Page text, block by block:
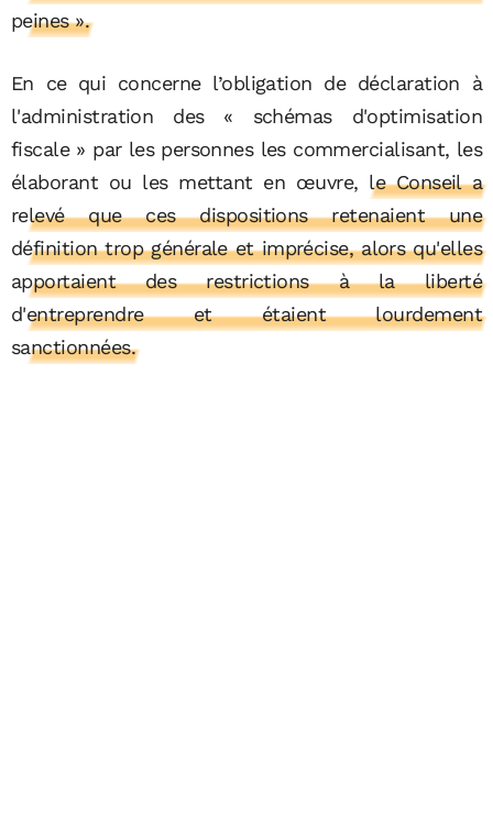
peines ».
En ce qui concerne l’obligation de déclaration à
l'administration des « schémas d'optimisation
fiscale » par les personnes les commercialisant, les
élaborant ou les mettant en œuvre, le Conseil a
relevé que ces dispositions retenaient une
définition trop générale et imprécise, alors qu'elles
apportaient des restrictions à la liberté
d'entreprendre et étaient lourdement
sanctionnées.